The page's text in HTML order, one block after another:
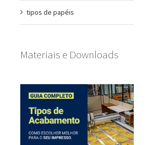
tipos de papéis
Materiais e Downloads